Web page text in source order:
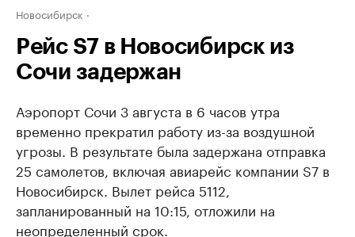
Новосибирск
Рейс S7 в Новосибирск из
Сочи задержан
Аэропорт Сочи 3 августа в 6 часов утра
временно прекратил работу из-за воздушной
угрозы. В результате была задержана отправка
25 самолетов, включая авиарейс компании S7 в
Новосибирск. Вылет рейса 5112,
запланированный на 10:15, отложили на
неопределенный срок.